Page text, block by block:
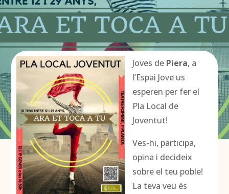
Joves de Piera, a
l’Espai Jove us
esperen per fer el
Pla Local de
Joventut!
Ves-hi, participa,
opina i decideix
sobre el teu poble!
La teva veu és